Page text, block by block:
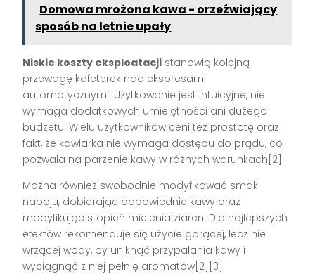
Domowa mrożona kawa - orzeźwiający
sposób na letnie upały
Niskie koszty eksploatacji stanowią kolejną
przewagę kafeterek nad ekspresami
automatycznymi. Użytkowanie jest intuicyjne, nie
wymaga dodatkowych umiejętności ani dużego
budżetu. Wielu użytkowników ceni też prostotę oraz
fakt, że kawiarka nie wymaga dostępu do prądu, co
pozwala na parzenie kawy w różnych warunkach[2].
Można również swobodnie modyfikować smak
napoju, dobierając odpowiednie kawy oraz
modyfikując stopień mielenia ziaren. Dla najlepszych
efektów rekomenduje się użycie gorącej, lecz nie
wrzącej wody, by uniknąć przypalania kawy i
wyciągnąć z niej pełnię aromatów[2][3].